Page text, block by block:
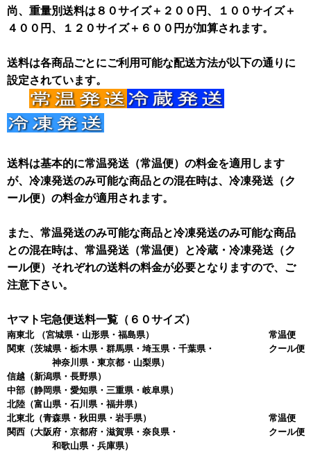
尚、重量別送料は８０サイズ＋２００円、１００サイズ＋
４００円、１２０サイズ＋６００円が加算されます。
送料は各商品ごとにご利用可能な配送方法が以下の通りに
設定されています。
送料は基本的に常温発送（常温便）の料金を適用します
が、冷凍発送のみ可能な商品との混在時は、冷凍発送（ク
ール便）の料金が適用されます。
また、常温発送のみ可能な商品と冷凍発送のみ可能な商品
との混在時は、常温発送（常温便）と冷蔵・冷凍発送（ク
ール便）それぞれの送料の料金が必要となりますので、ご
注意下さい。
ヤマト宅急便送料一覧（６０サイズ）
南東北
（宮城県・山形県・福島県）
関東 （茨城県・栃木県・群馬県・埼玉県・千葉県・
神奈川県・東京都・山梨県）
信越 （新潟県・長野県）
中部 （静岡県・愛知県・三重県・岐阜県）
北陸 （富山県・石川県・福井県）
常温便
クール便
北東北（青森県・秋田県・岩手県）
関西 （大阪府・京都府・滋賀県・奈良県・
和歌山県・兵庫県）
常温便
クール便